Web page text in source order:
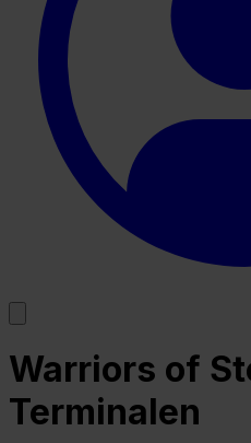
Warriors of
Terminalen